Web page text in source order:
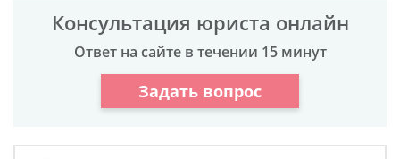
Консультация юриста онлайн
Ответ на сайте в течении 15 минут
Задать вопрос